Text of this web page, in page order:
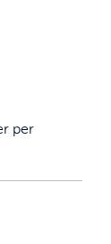
per